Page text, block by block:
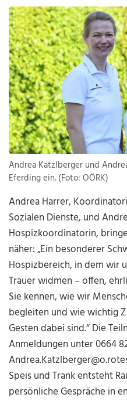
Andrea Katzlberger und
Eferding ein. (Foto: OÖRK)
Andrea Harrer,
Sozialen Dienste, und
Hospizkoordinatorin,
näher: „Ein besonderer
Hospizbereich, in dem wir
Trauer widmen – offen,
Sie kennen, wie wir
begleiten und wie wichtig
Gesten dabei sind.“ Die
Anmeldungen unter 0664
Speis und Trank entsteht
persönliche Gespräche in